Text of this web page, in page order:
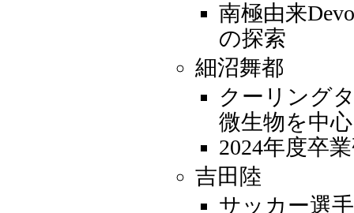
南極由来
の探索
細沼舞都
クーリング
微生物を中
2024年度卒
吉田陸
サッカー選